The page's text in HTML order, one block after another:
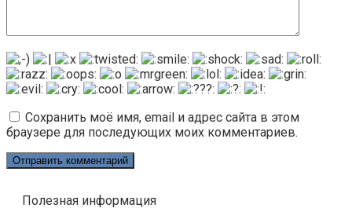
Сохранить моё имя, email и адрес сайта в этом
браузере для последующих моих комментариев.
Полезная информация